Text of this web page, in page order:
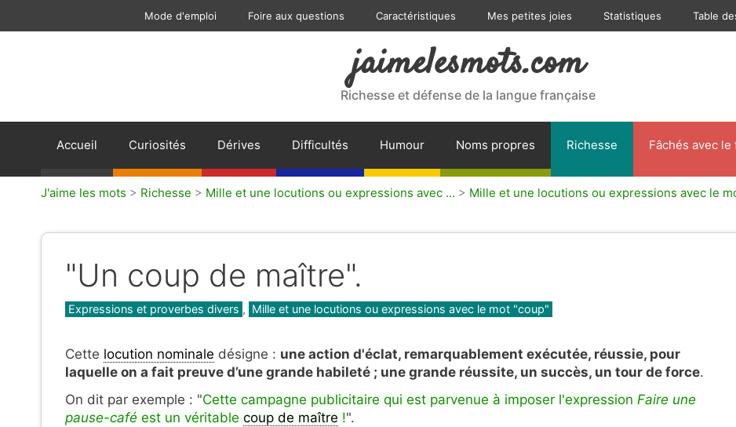
Mode d'emploi Foire aux questions Caractéristiques Mes petites joies Statistiques Table
jaimelesmots.com
Richesse et défense de la langue française
Accueil Curiosités Dérives Difficultés Humour Noms propres Richesse Fâchés avec le
J'aime les mots > Richesse > Mille et une locutions ou expressions avec ... > Mille et une locutions ou expressions avec le
"Un coup de maître".
Catégories
Expressions et proverbes divers , Mille et une locutions ou expressions avec le mot "coup"
Cette locution nominale désigne : une action d'éclat, remarquablement exécutée, réussie, pour
laquelle on a fait preuve d’une grande habileté ; une grande réussite, un succès, un tour de force.
On dit par exemple : "Cette campagne publicitaire qui est parvenue à imposer l'expression Faire une
pause-café est un véritable coup de maître !".